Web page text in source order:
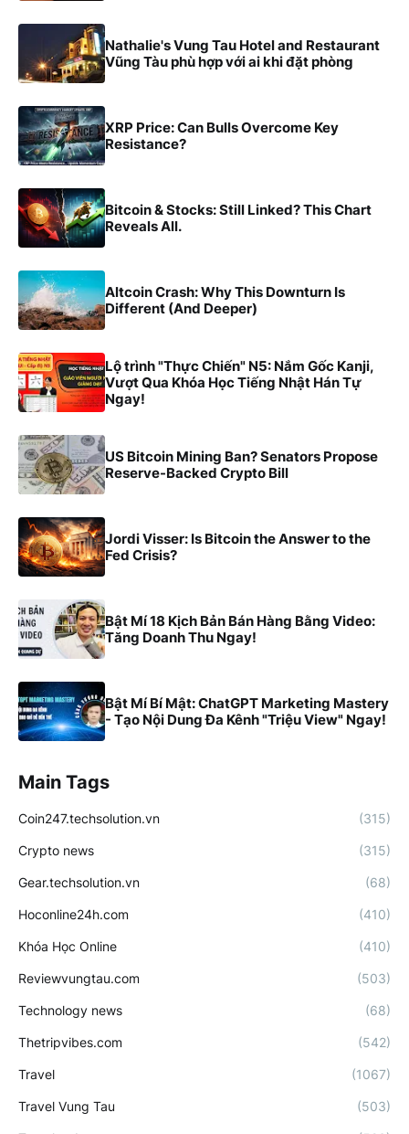
Nathalie's Vung Tau Hotel and Restaurant
Vũng Tàu phù hợp với ai khi đặt phòng
XRP Price: Can Bulls Overcome Key
Resistance?
Bitcoin & Stocks: Still Linked? This Chart
Reveals All.
Altcoin Crash: Why This Downturn Is
Different (And Deeper)
Lộ trình "Thực Chiến" N5: Nắm Gốc Kanji,
Vượt Qua Khóa Học Tiếng Nhật Hán Tự
Ngay!
US Bitcoin Mining Ban? Senators Propose
Reserve-Backed Crypto Bill
Jordi Visser: Is Bitcoin the Answer to the
Fed Crisis?
Bật Mí 18 Kịch Bản Bán Hàng Bằng Video:
Tăng Doanh Thu Ngay!
Bật Mí Bí Mật: ChatGPT Marketing Mastery
- Tạo Nội Dung Đa Kênh "Triệu View" Ngay!
Main Tags
Coin247.techsolution.vn (315)
Crypto news (315)
Gear.techsolution.vn (68)
Hoconline24h.com (410)
Khóa Học Online (410)
Reviewvungtau.com (503)
Technology news (68)
Thetripvibes.com (542)
Travel (1067)
Travel Vung Tau (503)